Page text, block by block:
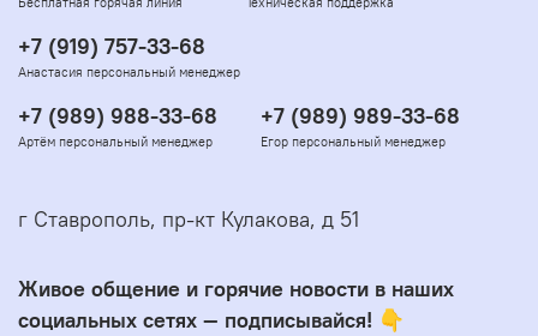
+7 (919) 757-33-68
Анастасия персональный менеджер
+7 (989) 988-33-68
Артём персональный менеджер
+7 (989) 989-33-68
Егор персональный менеджер
г Ставрополь, пр-кт Кулакова, д 51
Живое общение и горячие новости в наших
социальных сетях — подписывайся! 👇